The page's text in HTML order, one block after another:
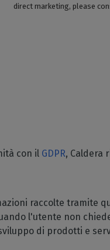
direct marketing, please
con il GDPR, Caldera
raccolte tramite
l'utente non
di prodotti e